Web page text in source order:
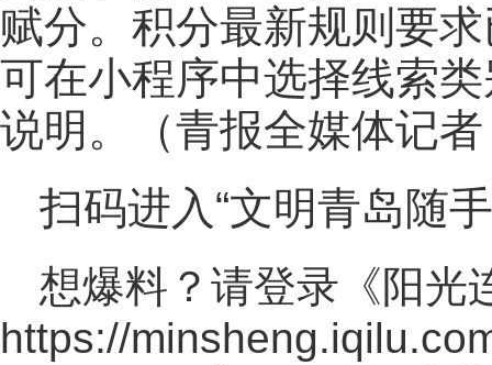
赋分。积分最新规则要
可在小程序中选择线索
说明。（青报全媒体记
扫码进入“文明青岛随
想爆料？请登录《阳光
https://